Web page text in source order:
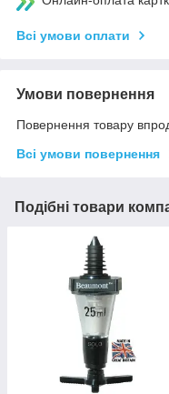
Всі умови оплати
Умови повернення
Повернення товару
Всі умови повернення
Подібні товари